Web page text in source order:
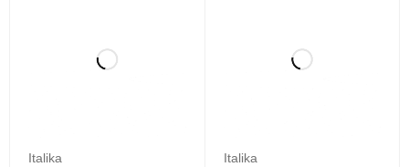
Italika
Italika